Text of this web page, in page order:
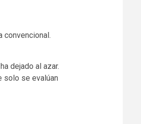
convencional.
dejado al azar.
solo se evalúan